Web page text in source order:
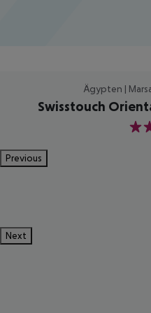
Ägypten |
Swisstouch
4
Previous
Next